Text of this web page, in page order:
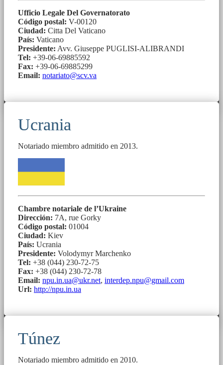
Ufficio Legale Del Governatorato
Código postal: V-00120
Ciudad: Citta Del Vaticano
País: Vaticano
Presidente: Avv. Giuseppe PUGLISI-ALIBRANDI
Tel: +39-06-69885592
Fax: +39-06-69885299
Email: notariato@scv.va
Ucrania
Notariado miembro admitido en 2013.
Chambre notariale de l’Ukraine
Dirección: 7А, rue Gorky
Código postal: 01004
Ciudad: Kiev
País: Ucrania
Presidente: Volodymyr Marchenko
Tel: +38 (044) 230-72-75
Fax: +38 (044) 230-72-78
Email: npu.in.ua@ukr.net, interdep.npu@gmail.com
Url: http://npu.in.ua
Túnez
Notariado miembro admitido en 2010.